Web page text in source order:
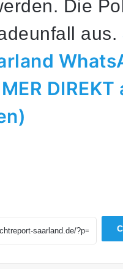
Die
aus.